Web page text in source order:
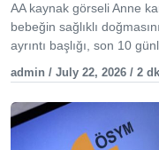
AA kaynak görseli Anne
bebeğin sağlıklı
ayrıntı başlığı, son 10
admin / July 22, 2026 / 2